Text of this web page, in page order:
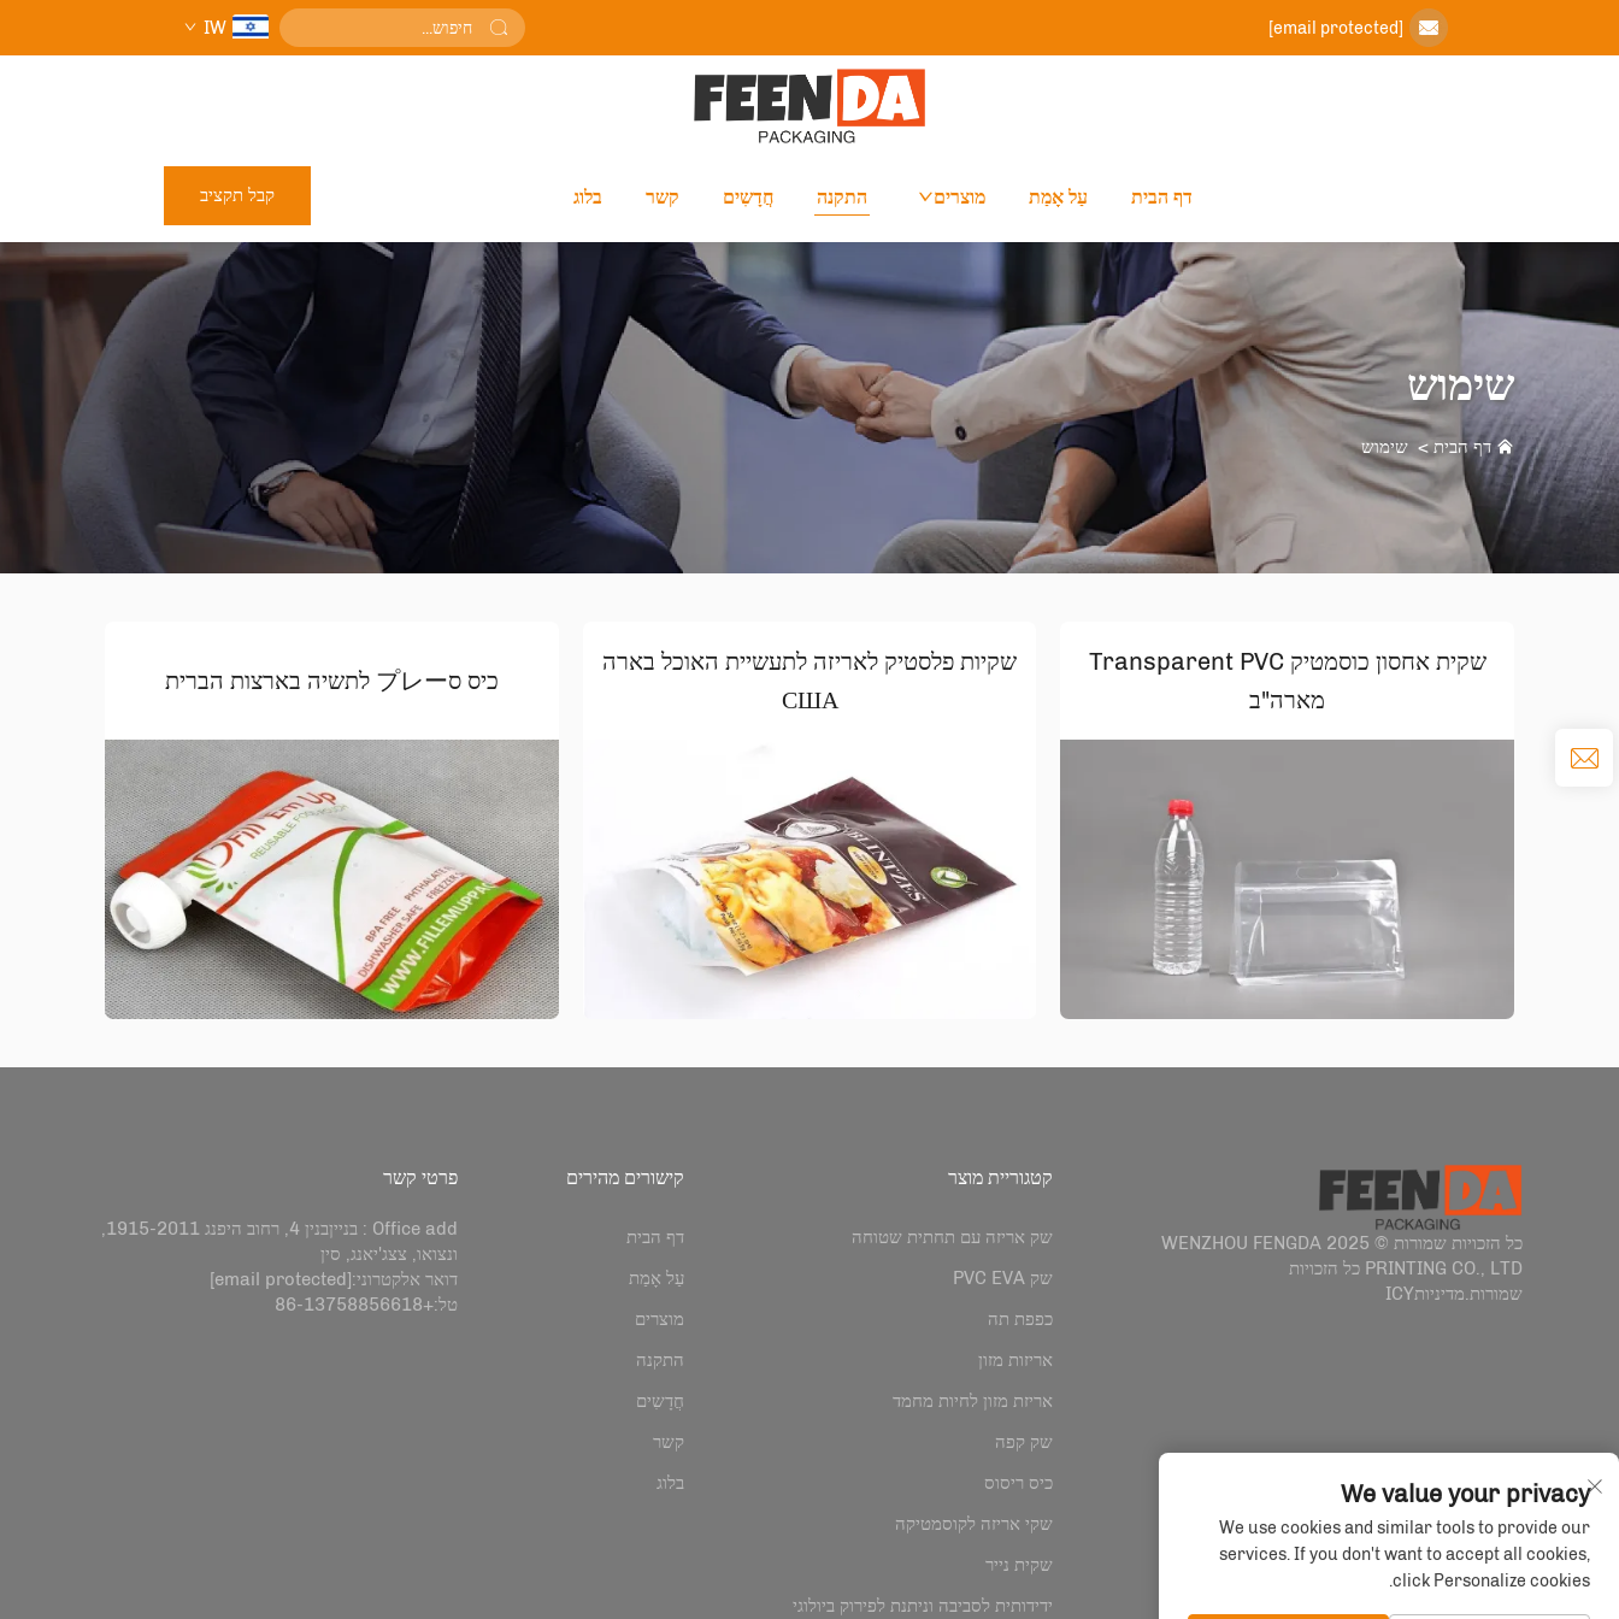
[email protected]
IW
דף הבית עַל אָמַת מוצרים התקנה חֲדָשִים קשר בלוג קבל תקציב
שימוש
דף הבית> שימוש
שקית אחסון כוסמטיק Transparent PVC
מארה"ב
שקיות פלסטיק לאריזה לתעשיית האוכל בארה
США
כיס סプレー לתשיה בארצות הברית
כל הזכויות שמורות © 2025 WENZHOU FENGDA
PRINTING CO., LTD כל הזכויות
שמורות.מדיניותICY
קטגוריית מוצר
שק אריזה עם תחתית שטוחה
שק PVC EVA
כפפת תה
אריזות מזון
אריזת מזון לחיות מחמד
שק קפה
כיס ריסוס
שקי אריזה לקוסמטיקה
שקית נייר
ידידותית לסביבה וניתנת לפירוק ביולוגי
קישורים מהירים
דף הבית
עַל אָמַת
מוצרים
התקנה
חֲדָשִים
קשר
בלוג
פרטי קשר
Office add : בנייןבנין 4, רחוב היפנג 1915-2011,
ונצואו, צצג'יאנג, סין
דואר אלקטרוני:[email protected]
טל:+86-13758856618
We value your privacy
We use cookies and similar tools to provide our
services. If you don't want to accept all cookies,
click Personalize cookies.